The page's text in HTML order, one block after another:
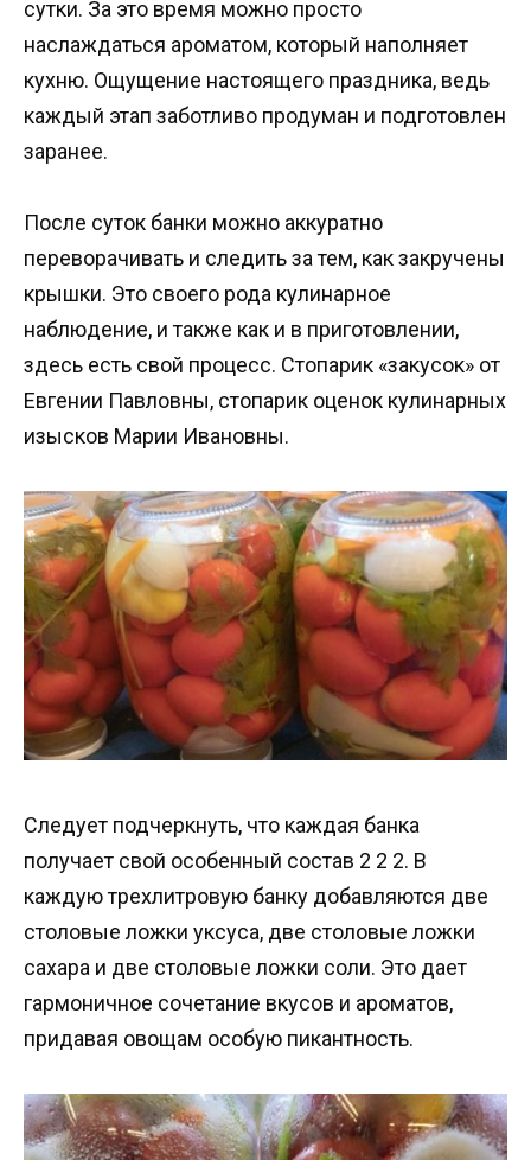
сутки. За это время можно просто
наслаждаться ароматом, который наполняет
кухню. Ощущение настоящего праздника, ведь
каждый этап заботливо продуман и подготовлен
заранее.
После суток банки можно аккуратно
переворачивать и следить за тем, как закручены
крышки. Это своего рода кулинарное
наблюдение, и также как и в приготовлении,
здесь есть свой процесс. Стопарик «закусок» от
Евгении Павловны, стопарик оценок кулинарных
изысков Марии Ивановны.
Следует подчеркнуть, что каждая банка
получает свой особенный состав 2 2 2. В
каждую трехлитровую банку добавляются две
столовые ложки уксуса, две столовые ложки
сахара и две столовые ложки соли. Это дает
гармоничное сочетание вкусов и ароматов,
придавая овощам особую пикантность.